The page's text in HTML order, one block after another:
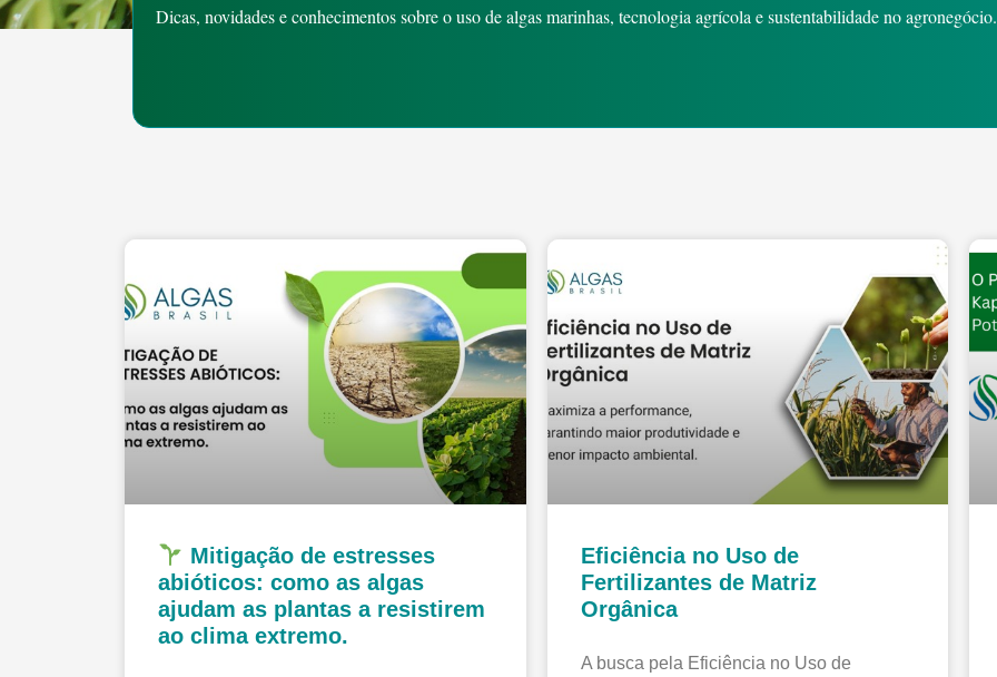
Dicas, novidades e conhecimentos sobre o uso de algas marinhas, tecnologia agrícola e sustentabilidade no agronegócio.
Mitigação de estresses
abióticos: como as algas
ajudam as plantas a resistirem
ao clima extremo.
Eficiência no Uso de
Fertilizantes de Matriz
Orgânica
A busca pela Eficiência no Uso de